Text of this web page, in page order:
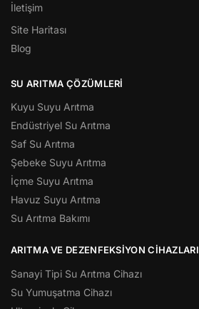
İletişim
Site Haritası
Blog
SU ARITMA ÇÖZÜMLERI
Kuyu Suyu Arıtma
Endüstriyel Su Arıtma
Saf Su Arıtma
Şebeke Suyu Arıtma
İçme Suyu Arıtma
Havuz Suyu Arıtma
Su Arıtma Bakımı
ARITMA VE DEZENFEKSIYON CIHAZLARI
Sanayi Tipi Su Arıtma Cihazı
Su Yumuşatma Cihazı